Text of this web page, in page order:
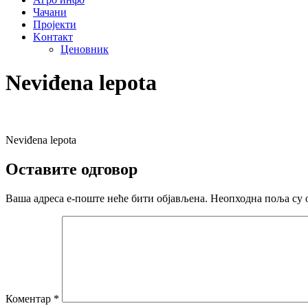
Чачани
Пројекти
Kонтакт
Ценовник
Neviđena lepota
Neviđena lepota
Оставите одговор
Ваша адреса е-поште неће бити објављена. Неопходна поља су
Коментар *